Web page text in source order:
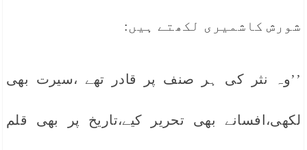
شورش کاشمیری لکھتے ہیں:
’’وہ نثر کی ہر صنف پر قادر تھے ،سیرت بھی
لکھی،افسانے بھی تحریر کیے،تاریخ پر بھی قلم